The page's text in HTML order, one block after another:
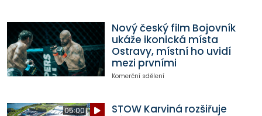
Nový český film Bojovník
ukáže ikonická místa
Ostravy, místní ho uvidí
mezi prvními
Komerční sdělení
05:00
STOW Karviná rozšiřuje